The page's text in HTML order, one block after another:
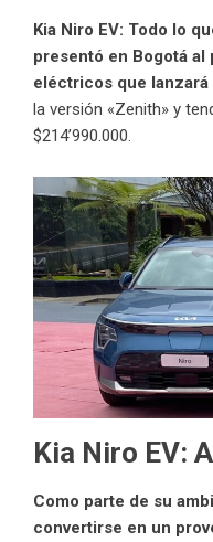
Kia Niro EV: Todo lo
presentó en Bogotá
eléctricos que lanzará
la versión «Zenith» y
$214’990.000.
Kia Niro EV:
Como parte de su
convertirse en un